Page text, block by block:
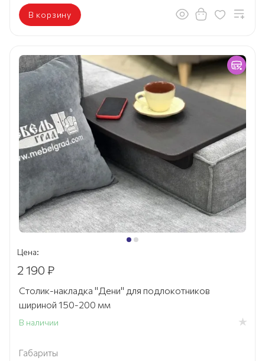
В корзину
Цена:
2 190 ₽
Столик-накладка "Дени" для подлокотников
шириной 150-200 мм
В наличии
Габариты